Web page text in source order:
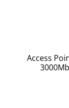
Access